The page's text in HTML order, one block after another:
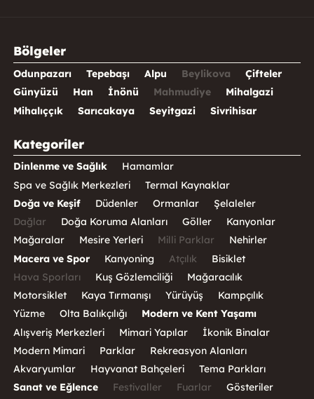
Bölgeler
Odunpazarı Tepebaşı Alpu Beylikova
Çifteler
Günyüzü
Han İnönü Mahmudiye
Mihalgazi
Mihalıççık
Sarıcakaya Seyitgazi Sivrihisar
Kategoriler
Dinlenme ve Sağlık
Hamamlar
Spa ve Sağlık Merkezleri
Termal Kaynaklar
Doğa ve Keşif
Düdenler Ormanlar
Şelaleler
Dağlar
Doğa Koruma Alanları Göller
Kanyonlar
Mağaralar
Mesire Yerleri Milli Parklar
Nehirler
Macera ve Spor
Kanyoning Atçılık
Bisiklet
Hava Sporları
Kuş Gözlemciliği
Mağaracılık
Motorsiklet
Kaya Tırmanışı Yürüyüş
Kampçılık
Yüzme
Olta Balıkçılığı
Modern ve Kent Yaşamı
Alışveriş Merkezleri
Mimari Yapılar
İkonik Binalar
Modern Mimari
Parklar
Rekreasyon Alanları
Akvaryumlar
Hayvanat Bahçeleri
Tema Parkları
Sanat ve Eğlence
Festivaller Fuarlar
Gösteriler